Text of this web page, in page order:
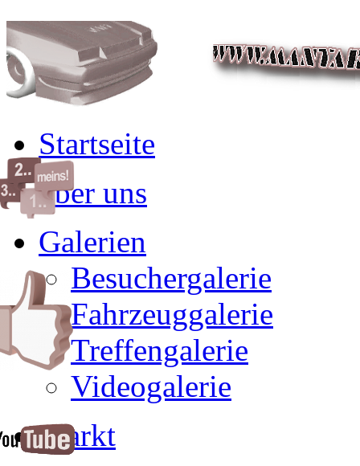
Startseite
über uns
Galerien
Besuchergalerie
Fahrzeuggalerie
Treffengalerie
Videogalerie
Markt